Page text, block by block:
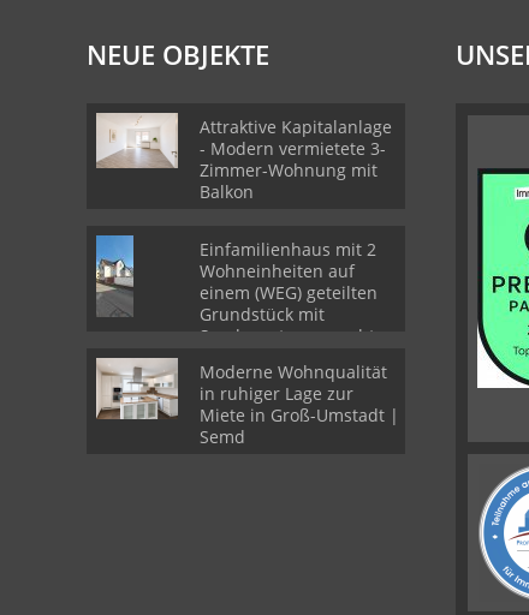
NEUE OBJEKTE
Attraktive Kapitalanlage
- Modern vermietete 3-
Zimmer-Wohnung mit
Balkon
Einfamilienhaus mit 2
Wohneinheiten auf
einem (WEG) geteilten
Grundstück mit
Sondernutzungsrechten
Moderne Wohnqualität
in ruhiger Lage zur
Miete in Groß-Umstadt |
Semd